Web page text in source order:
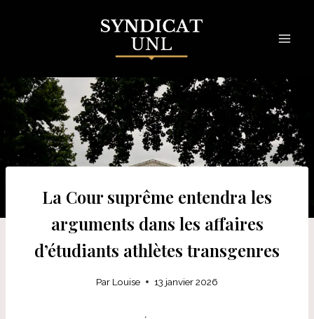
La Cour suprême entendra les
arguments dans les affaires
d’étudiants athlètes transgenres
Par Louise 13 janvier 2026